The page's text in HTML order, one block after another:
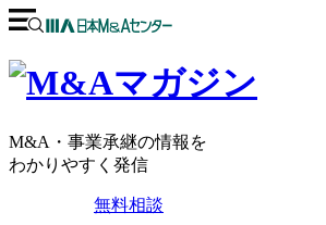
M&A・事業承継の情報を
わかりやすく発信
無料相談